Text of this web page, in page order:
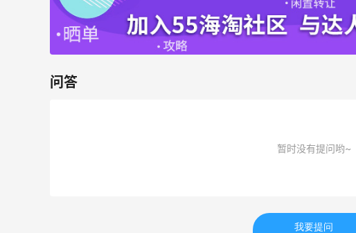
问答
暂时没有提问哟~
我要提问
6%返利
85人获得返利